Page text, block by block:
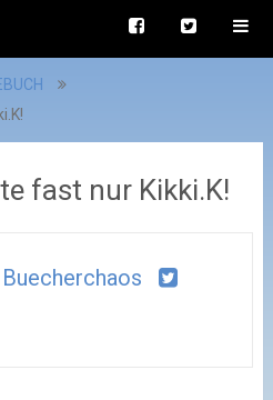
fast nur Kikki.K!
Buecherchaos